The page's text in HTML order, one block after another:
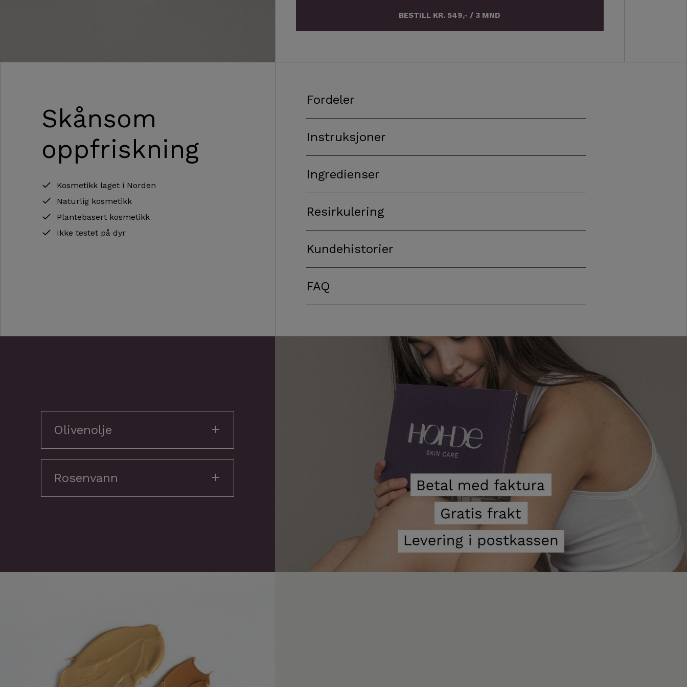
BESTILL KR. 549,- / 3 MND
Skånsom
oppfriskning
Kosmetikk laget i Norden
Naturlig kosmetikk
Plantebasert kosmetikk
Ikke testet på dyr
Fordeler
Instruksjoner
Ingredienser
Resirkulering
Kundehistorier
FAQ
Olivenolje
Rosenvann